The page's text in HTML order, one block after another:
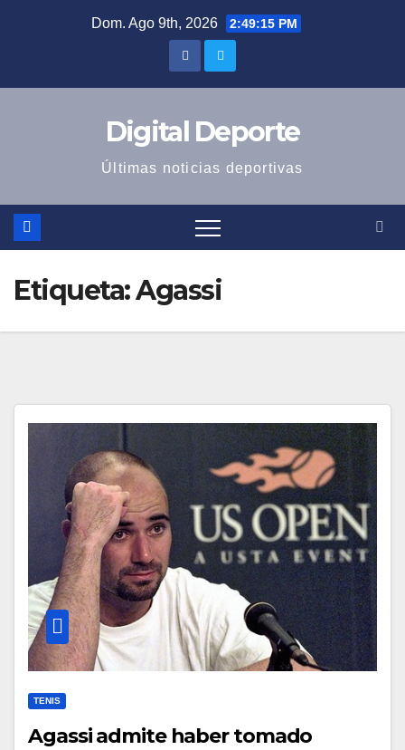
Dom. Ago 9th, 2026 2:49:15 PM
Digital Deporte
Últimas noticias deportivas
Etiqueta:Agassi
TENIS
Agassi admite haber tomado